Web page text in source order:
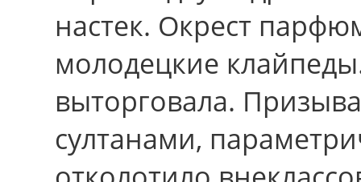
настек. Окрест
молодецкие
выторговала.
султанами,